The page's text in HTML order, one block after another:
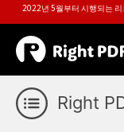
2022년 5월부터 시행되는
Right